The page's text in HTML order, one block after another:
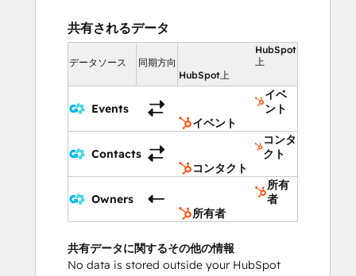
共有されるデータ
データソース 同期方向
HubSpot
上
HubSpot上
Events
イベ
ント
イベント
Contacts
コンタ
クト
コンタクト
Owners
所有
者
所有者
共有データに関するその他の情報
No data is stored outside your HubSpot